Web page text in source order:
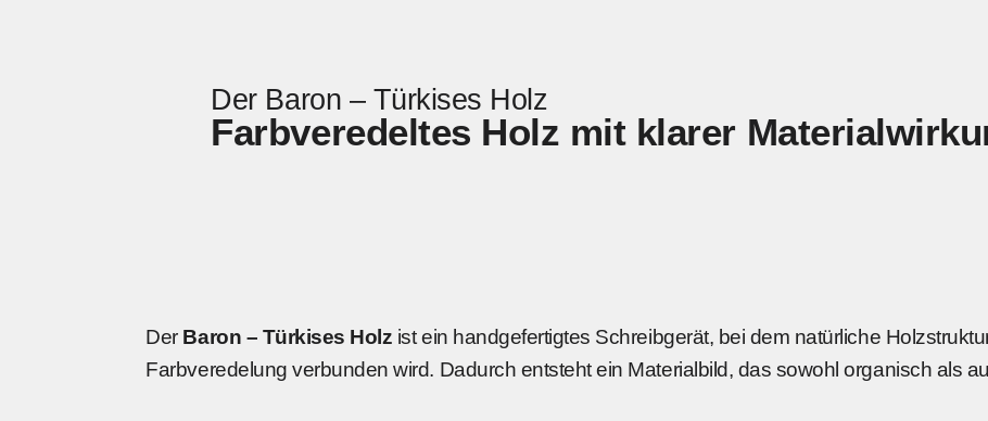
Der Baron – Türkises Holz
Farbveredeltes Holz mit klarer
Der Baron – Türkises Holz ist ein handgefertigtes Schreibgerät, bei dem natürliche
Farbveredelung verbunden wird. Dadurch entsteht ein Materialbild, das sowohl organisch als